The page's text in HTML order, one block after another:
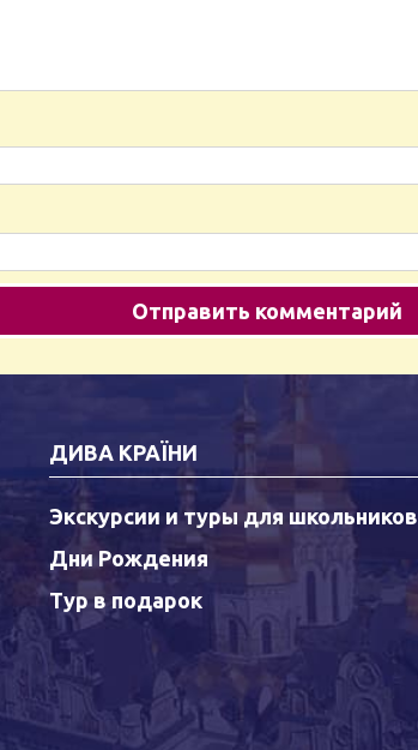
ДИВА КРАЇНИ
Экскурсии и туры для школьников
Дни Рождения
Тур в подарок